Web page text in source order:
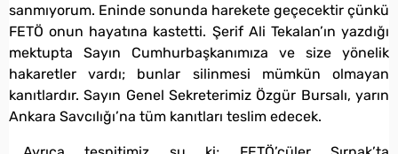
sanmıyorum. Eninde sonunda harekete geçecektir çünkü
FETÖ onun hayatına kastetti. Şerif Ali Tekalan’ın yazdığı
mektupta Sayın Cumhurbaşkanımıza ve size yönelik
hakaretler vardı; bunlar silinmesi mümkün olmayan
kanıtlardır. Sayın Genel Sekreterimiz Özgür Bursalı, yarın
Ankara Savcılığı’na tüm kanıtları teslim edecek.